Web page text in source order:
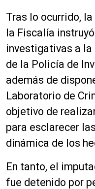
Tras lo ocurrido,
la Fiscalía
investigativas a
de la Policía de
además de
Laboratorio de
objetivo de
para esclarecer
dinámica de los
En tanto, el
fue detenido por